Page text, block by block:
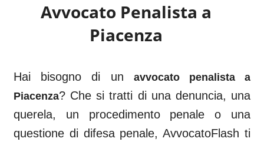
Avvocato Penalista a
Piacenza
Hai bisogno di un
avvocato penalista a
Piacenza? Che si tratti di una denuncia, una
querela, un procedimento penale o una
questione di difesa penale, AvvocatoFlash ti